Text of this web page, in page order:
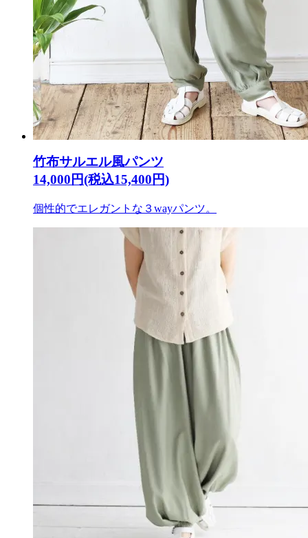
竹布サルエル風パンツ
14,000円(税込15,400円)
個性的でエレガントな３wayパンツ。